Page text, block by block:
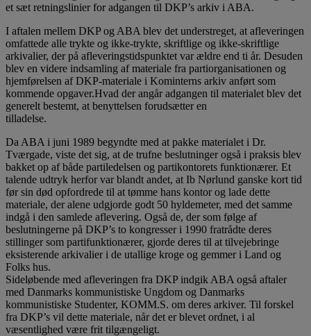
et sæt retningslinier for adgangen til DKP’s arkiv i ABA.
I aftalen mellem DKP og ABA blev det understreget, at afleveringen
omfattede alle trykte og ikke-trykte, skriftlige og ikke-skriftlige
arkivalier, der på afleveringstidspunktet var ældre end ti år. Desuden
blev en videre indsamling af materiale fra partiorganisationen og
hjemførelsen af DKP-materiale i Kominterns arkiv anført som
kommende opgaver.Hvad der angår adgangen til materialet blev det
generelt bestemt, at benyttelsen forudsætter en
tilladelse.
Da ABA i juni 1989 begyndte med at pakke materialet i Dr.
Tværgade, viste det sig, at de trufne beslutninger også i praksis blev
bakket op af både partiledelsen og partikontorets funktionærer. Et
talende udtryk herfor var blandt andet, at Ib Nørlund ganske kort tid
før sin død opfordrede til at tømme hans kontor og lade dette
materiale, der alene udgjorde godt 50 hyldemeter, med det samme
indgå i den samlede aflevering. Også de, der som følge af
beslutningerne på DKP’s to kongresser i 1990 fratrådte deres
stillinger som partifunktionærer, gjorde deres til at tilvejebringe
eksisterende arkivalier i de utallige kroge og gemmer i Land og
Folks hus.
Sideløbende med afleveringen fra DKP indgik ABA også aftaler
med Danmarks kommunistiske Ungdom og Danmarks
kommunistiske Studenter, KOMM.S. om deres arkiver. Til forskel
fra DKP’s vil dette materiale, når det er blevet ordnet, i al
væsentlighed være frit tilgængeligt.